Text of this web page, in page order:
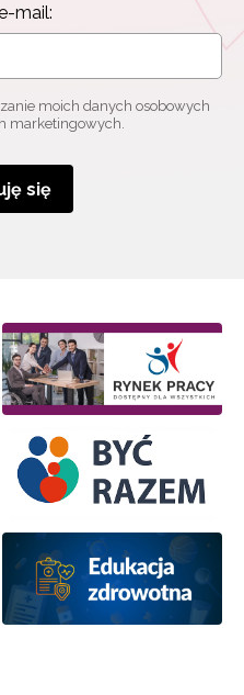
mail:
moich danych osobowych
marketingowych.
się